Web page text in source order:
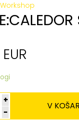
+
-
V